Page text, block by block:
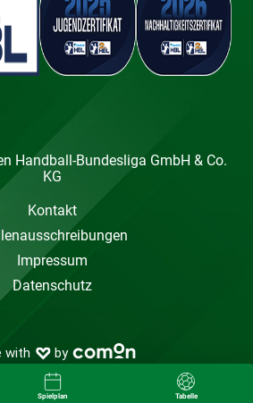
Handball-Bundesliga GmbH & Co.
KG
Kontakt
Impressum
Datenschutz
Spielplan Tabelle